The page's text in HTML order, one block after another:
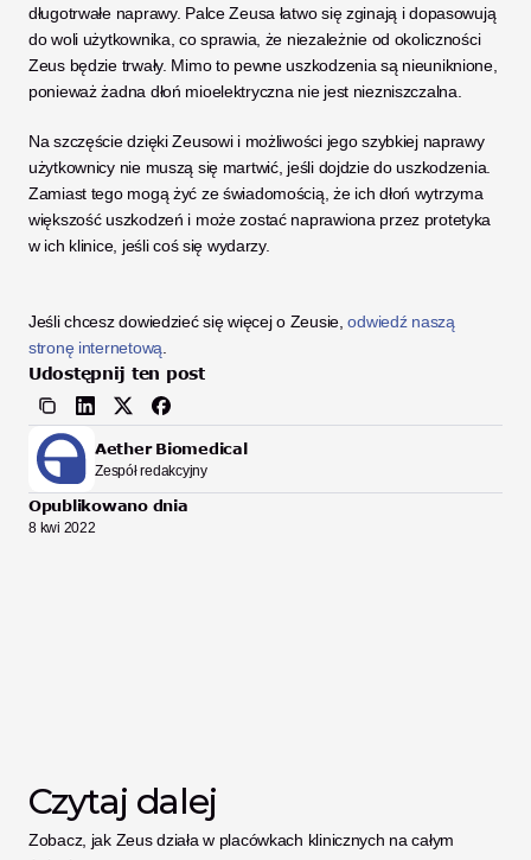
długotrwałe naprawy. Palce Zeusa łatwo się zginają i dopasowują
do woli użytkownika, co sprawia, że niezależnie od okoliczności
Zeus będzie trwały. Mimo to pewne uszkodzenia są nieuniknione,
ponieważ żadna dłoń mioelektryczna nie jest niezniszczalna.
Na szczęście dzięki Zeusowi i możliwości jego szybkiej naprawy
użytkownicy nie muszą się martwić, jeśli dojdzie do uszkodzenia.
Zamiast tego mogą żyć ze świadomością, że ich dłoń wytrzyma
większość uszkodzeń i może zostać naprawiona przez protetyka
w ich klinice, jeśli coś się wydarzy.
Jeśli chcesz dowiedzieć się więcej o Zeusie, odwiedź naszą
stronę internetową
Udostępnij ten post
Aether Biomedical
Zespół redakcyjny
Opublikowano dnia
8 kwi 2022
Czytaj dalej
Zobacz, jak Zeus działa w placówkach klinicznych na całym